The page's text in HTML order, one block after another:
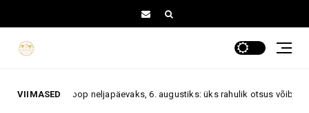
VIIMASED
neljapäevaks, 6. augustiks: üks rahulik otsus võib muuta kogu